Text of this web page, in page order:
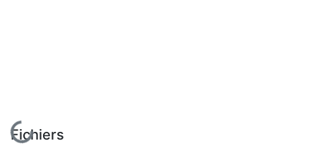
En cours de chargement...
Fichiers